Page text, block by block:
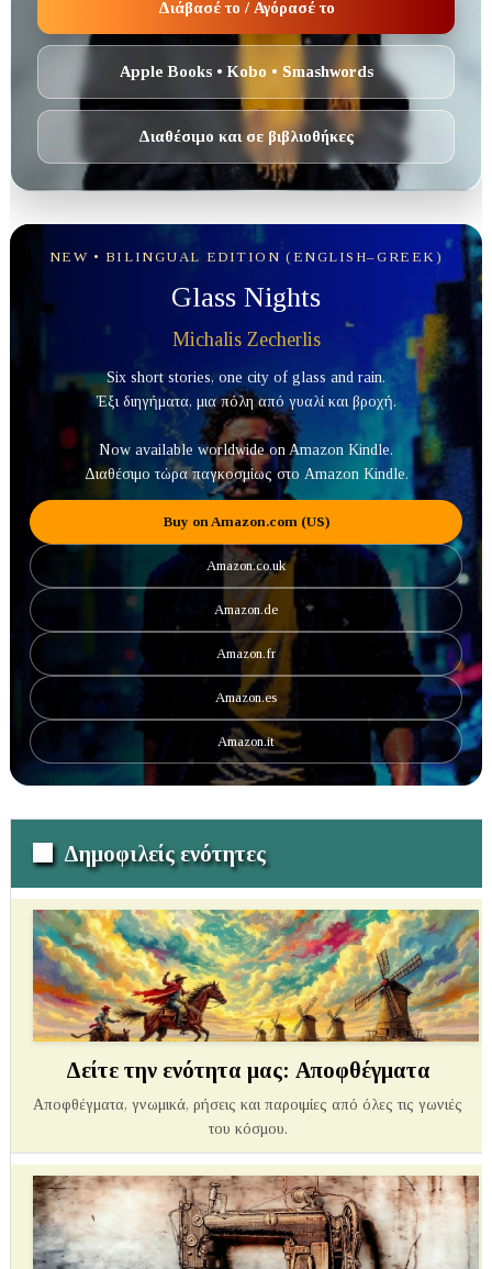
Διάβασέ το / Αγόρασέ το
Apple Books • Kobo • Smashwords
Διαθέσιμο και σε βιβλιοθήκες
NEW • BILINGUAL EDITION (ENGLISH–GREEK)
Glass Nights
Michalis Zecherlis
Six short stories, one city of glass and rain.
Έξι διηγήματα, μια πόλη από γυαλί και βροχή.
Now available worldwide on Amazon Kindle.
Διαθέσιμο τώρα παγκοσμίως στο Amazon Kindle.
Buy on Amazon.com (US)
Amazon.co.uk
Amazon.de
Amazon.fr
Amazon.es
Amazon.it
Δημοφιλείς ενότητες
Δείτε την ενότητα μας: Αποφθέγματα
Αποφθέγματα, γνωμικά, ρήσεις και παροιμίες από όλες τις γωνιές
του κόσμου.